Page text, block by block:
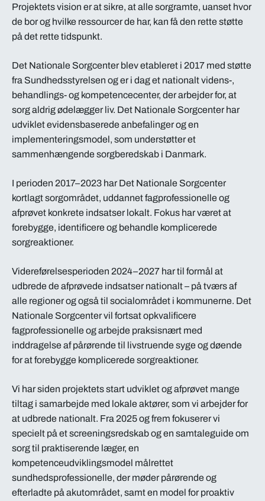
Projektets vision er at sikre, at alle sorgramte, uanset hvor
de bor og hvilke ressourcer de har, kan få den rette støtte
på det rette tidspunkt.
Det Nationale Sorgcenter blev etableret i 2017 med støtte
fra Sundhedsstyrelsen og er i dag et nationalt videns-,
behandlings- og kompetencecenter, der arbejder for, at
sorg aldrig ødelægger liv. Det Nationale Sorgcenter har
udviklet evidensbaserede anbefalinger og en
implementeringsmodel, som understøtter et
sammenhængende sorgberedskab i Danmark.
I perioden 2017–2023 har Det Nationale Sorgcenter
kortlagt sorgområdet, uddannet fagprofessionelle og
afprøvet konkrete indsatser lokalt. Fokus har været at
forebygge, identificere og behandle komplicerede
sorgreaktioner.
Videreførelsesperioden 2024–2027 har til formål at
udbrede de afprøvede indsatser nationalt – på tværs af
alle regioner og også til socialområdet i kommunerne. Det
Nationale Sorgcenter vil fortsat opkvalificere
fagprofessionelle og arbejde praksisnært med
inddragelse af pårørende til livstruende syge og døende
for at forebygge komplicerede sorgreaktioner.
Vi har siden projektets start udviklet og afprøvet mange
tiltag i samarbejde med lokale aktører, som vi arbejder for
at udbrede nationalt. Fra 2025 og frem fokuserer vi
specielt på et screeningsredskab og en samtaleguide om
sorg til praktiserende læger, en
kompetenceudviklingsmodel målrettet
sundhedsprofessionelle, der møder pårørende og
efterladte på akutområdet, samt en model for proaktiv